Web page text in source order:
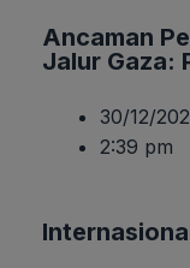
Ancaman
Jalur Gaza:
30/12/
2:39 pm